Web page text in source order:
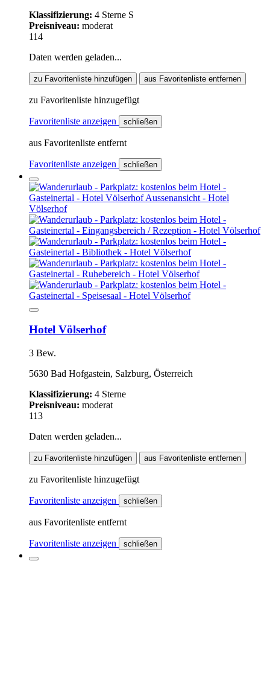
Klassifizierung: 4 Sterne S
Preisniveau: moderat
114
Daten werden geladen...
zu Favoritenliste hinzufügen aus Favoritenliste entfernen
zu Favoritenliste hinzugefügt
Favoritenliste anzeigen schließen
aus Favoritenliste entfernt
Favoritenliste anzeigen schließen
Hotel Völserhof
3 Bew.
5630 Bad Hofgastein, Salzburg, Österreich
Klassifizierung: 4 Sterne
Preisniveau: moderat
113
Daten werden geladen...
zu Favoritenliste hinzufügen aus Favoritenliste entfernen
zu Favoritenliste hinzugefügt
Favoritenliste anzeigen schließen
aus Favoritenliste entfernt
Favoritenliste anzeigen schließen